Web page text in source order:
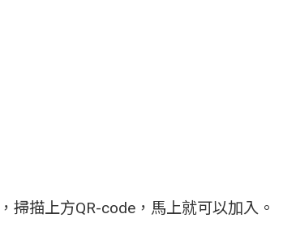
掃描上方QR-code，馬上就可以加入。